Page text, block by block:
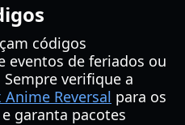
códigos
eventos de feriados ou
verifique a
Anime Reversal para os
garanta pacotes